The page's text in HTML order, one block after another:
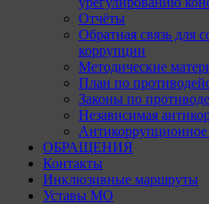
Отчёты
Обратная связь для
коррупции
Методические
План по
Законы по
Независимая
ОБРАЩЕНИЯ
Контакты
Инклюзивные маршруты
Уставы МО